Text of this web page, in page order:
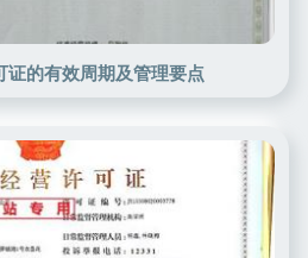
的有效周期及管理要点